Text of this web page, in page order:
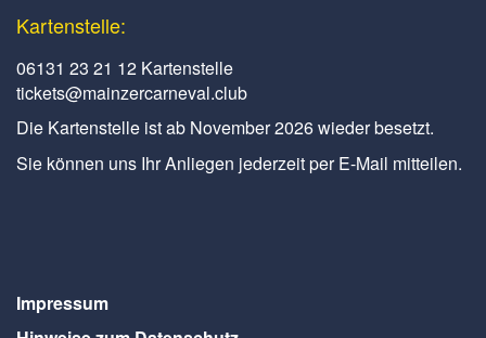
Kartenstelle:
06131 23 21 12 Kartenstelle
tickets@mainzercarneval.club
Die Kartenstelle ist ab November 2026 wieder besetzt.
Sie können uns Ihr Anliegen jederzeit per E-Mail mitteilen.
Impressum